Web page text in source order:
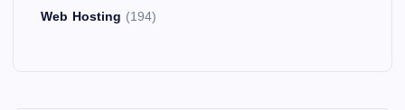
Web Hosting (194)